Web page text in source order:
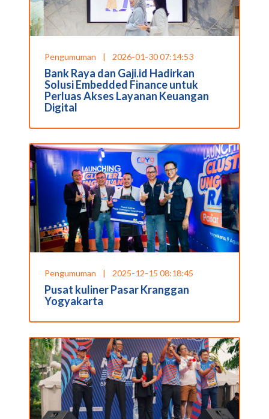
Pengumuman | 2026-01-30 07:14:53
Bank Raya dan Gaji.id Hadirkan
Solusi Embedded Finance untuk
Perluas Akses Layanan Keuangan
Digital
Pengumuman | 2025-12-15 08:18:45
Pusat kuliner Pasar Kranggan
Yogyakarta